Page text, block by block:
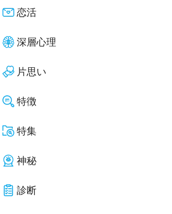
恋活
深層心理
片思い
特徴
特集
神秘
診断